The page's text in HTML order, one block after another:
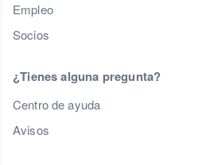
Empleo
Socios
¿Tienes alguna pregunta?
Centro de ayuda
Avisos